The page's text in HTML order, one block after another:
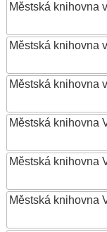
Městská knihovna
Městská knihovna
Městská knihovna
Městská knihovna
Městská knihovna
Městská knihovna